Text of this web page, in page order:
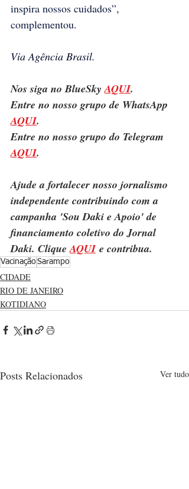
inspira nossos cuidados”,
complementou.
Via Agência Brasil.
Nos siga no BlueSky AQUI.
Entre no nosso grupo de WhatsApp
AQUI.
Entre no nosso grupo do Telegram
AQUI.
Ajude a fortalecer nosso jornalismo
independente contribuindo com a
campanha 'Sou Daki e Apoio' de
financiamento coletivo do Jornal
Daki. Clique AQUI e contribua.
VacinaçãoSarampo
CIDADE
RIO DE JANEIRO
KOTIDIANO
Posts Relacionados Ver tudo